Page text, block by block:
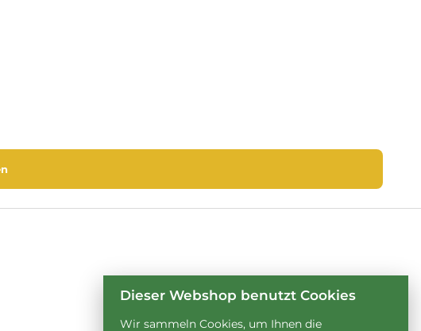
Dieser Webshop benutzt Cookies
Wir sammeln Cookies, um Ihnen die